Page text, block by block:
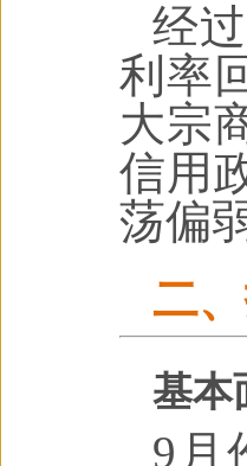
经
利率
大宗
信用
荡偏
二
基本
9月